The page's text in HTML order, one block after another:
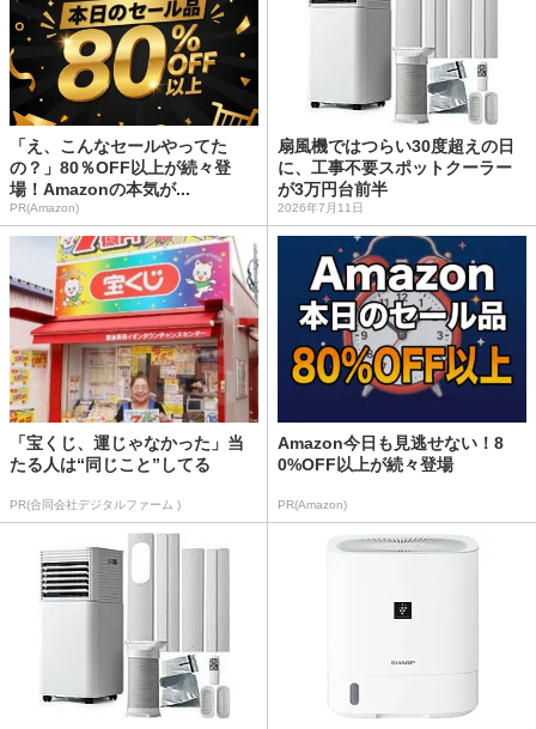
「え、こんなセールやってた
の？」80％OFF以上が続々登
場！Amazonの本気が...
PR(Amazon)
扇風機ではつらい30度超えの日
に、工事不要スポットクーラー
が3万円台前半
2026年7月11日
「宝くじ、運じゃなかった」当
たる人は“同じこと”してる
PR(合同会社デジタルファーム )
Amazon今日も見逃せない！8
0%OFF以上が続々登場
PR(Amazon)